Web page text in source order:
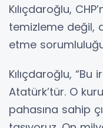
Kılıçdaroğlu,
temizleme değil,
etme
Kılıçdaroğlu,
Atatürk’tür. O
pahasına sahip